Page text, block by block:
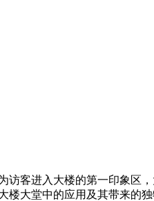
客进入大楼的第一印象区
大堂中的应用及其带来的独